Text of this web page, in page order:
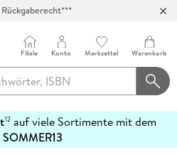
Rückgaberecht***
Filiale Konto Merkzettel Warenkorb
12auf viele Sortimente mit dem
SOMMER13